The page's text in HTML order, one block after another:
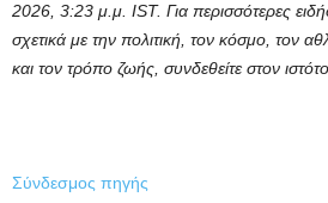
2026, 3:23 μ.μ. IST. Για περισσότερες
σχετικά με την πολιτική, τον κόσμο, τον
και τον τρόπο ζωής, συνδεθείτε στον
Σύνδεσμος πηγής